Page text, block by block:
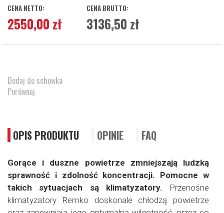
3136,50 zł
2550,00 zł
Dodaj do schowka
Porównaj
OPIS PRODUKTU OPINIE FAQ
Gorące i duszne powietrze zmniejszają ludzką
sprawność i zdolność koncentracji. Pomocne w
takich sytuacjach są klimatyzatory. Przenośne
klimatyzatory Remko doskonale chłodzą powietrze